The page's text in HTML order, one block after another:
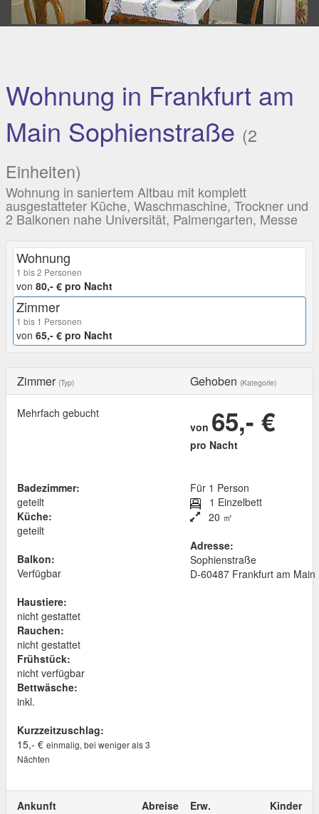
Wohnung in Frankfurt am
Main Sophienstraße (2
Einheiten)
Wohnung in saniertem Altbau mit komplett
ausgestatteter Küche, Waschmaschine, Trockner und
2 Balkonen nahe Universität, Palmengarten, Messe
Wohnung
1 bis 2 Personen
von 80,- € pro Nacht
Zimmer
1 bis 1 Personen
von 65,- € pro Nacht
Zimmer (Typ) Gehoben (Kategorie)
Mehrfach gebucht
von 65,- €
pro Nacht
Badezimmer:
geteilt
Küche:
geteilt
Balkon:
Verfügbar
Haustiere:
nicht gestattet
Rauchen:
nicht gestattet
Frühstück:
nicht verfügbar
Bettwäsche:
inkl.
Kurzzeitzuschlag:
15,- € einmalig, bei weniger als 3
Nächten
Für 1 Person
1 Einzelbett
20 ㎡
Adresse:
Sophienstraße
D-60487Frankfurt am Main
Ankunft Abreise Erw. Kinder